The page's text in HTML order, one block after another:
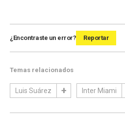
¿Encontraste un error? Reportar
Temas relacionados
Luis Suárez Inter Miami